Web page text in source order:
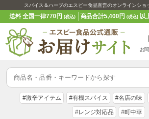
スパイス＆ハーブのエスビー食品直営のオンラインショ
送料 全国一律770円(税込) 商品合計5,400円 (税込)以
お
#激辛アイテム #有機スパイス #名店の味
#レンジ対応品 #町中華